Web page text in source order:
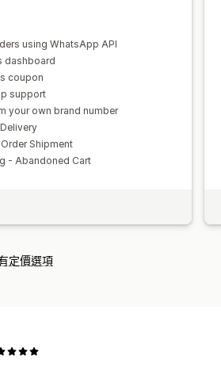
using WhatsApp API
dashboard
coupon
support
your own brand number
Shipment
- Abandoned Cart
定價選項